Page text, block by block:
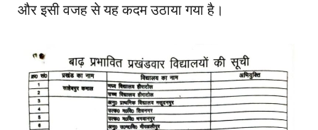
और इसी वजह से यह कदम उठाया गया है।